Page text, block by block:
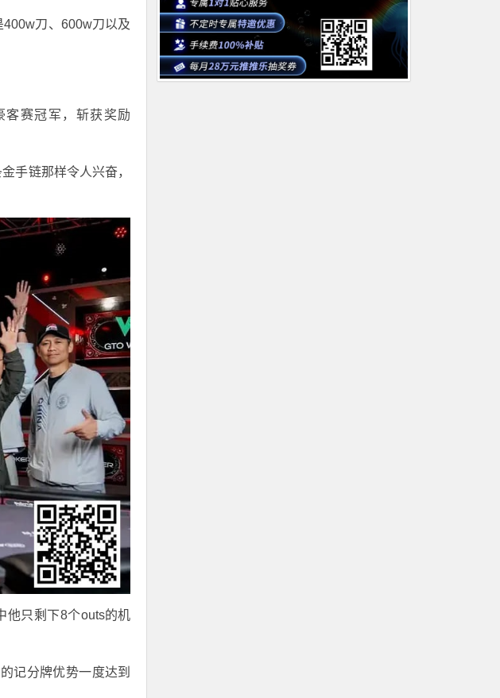
刀、600w刀以及
客赛冠军，斩获奖励
手链那样令人兴奋，
他只剩下8个outs的机
记分牌优势一度达到